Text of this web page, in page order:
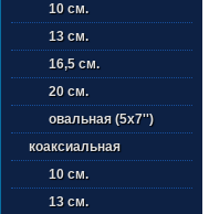
10 см.
13 см.
16,5 см.
20 см.
овальная (5х7'')
коаксиальная
10 см.
13 см.